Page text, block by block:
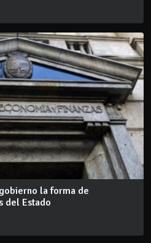
la forma de
del Estado